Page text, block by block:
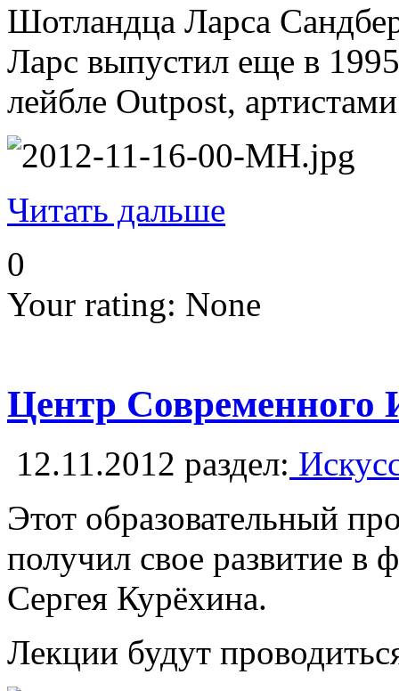
Шотландца Ларса
Ларс выпустил еще в
лейбле Outpost,
Читать дальше
0
Your rating: None
Центр Современного
12.11.2012 раздел:
Этот образовательный
получил свое развитие
Сергея Курёхина.
Лекции будут